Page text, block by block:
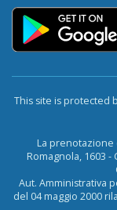
This site is protected
La prenotazione
Romagnola, 1603 -
Aut. Amministrativa
del 04 maggio 2000